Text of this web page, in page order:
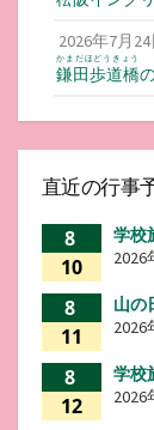
2026年7月24
鎌田歩道橋
かまだほどうきょう
直近の行事
8
10
学校
2026
8
11
山の
2026
8
12
学校
2026